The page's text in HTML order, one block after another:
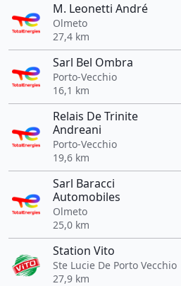
M. Leonetti André
Olmeto
27,4 km
Sarl Bel Ombra
Porto-Vecchio
16,1 km
Relais De Trinite
Andreani
Porto-Vecchio
19,6 km
Sarl Baracci
Automobiles
Olmeto
25,0 km
Station Vito
Ste Lucie De Porto Vecchio
27,9 km